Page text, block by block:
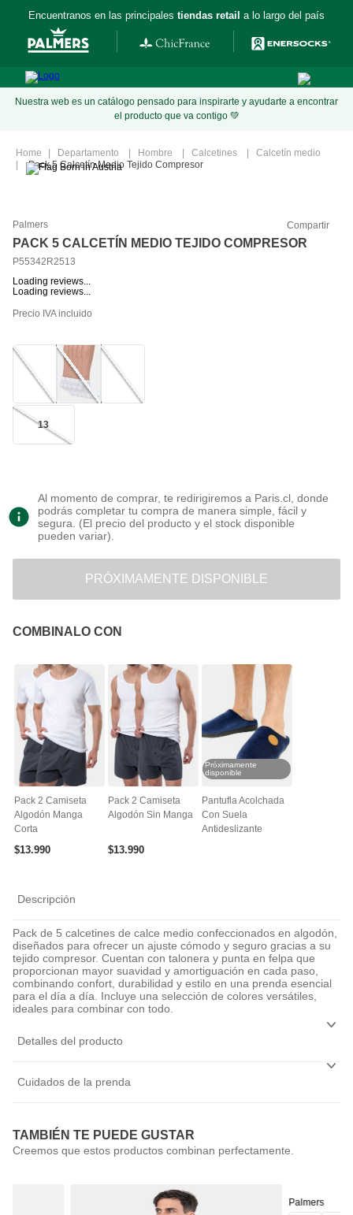
Encuentranos en las principales tiendas retail a lo largo del país
Nuestra web es un catálogo pensado para inspirarte y ayudarte a encontrar
el producto que va contigo 💚
Departamento Hombre Calcetines
Calcetín medio
Pack 5 Calcetín Medio Tejido Compresor
Palmers Compartir
PACK 5 CALCETÍN MEDIO TEJIDO COMPRESOR
P55342R2513
Loading reviews...
Loading reviews...
Precio IVA incluido
13
Al momento de comprar, te redirigiremos a Paris.cl, donde
podrás completar tu compra de manera simple, fácil y
segura. (El precio del producto y el stock disponible
pueden variar).
PRÓXIMAMENTE DISPONIBLE
COMBINALO CON
Pack 2 Camiseta
Algodón Manga
Corta
$13.990
Pack 2 Camiseta
Algodón Sin Manga
$13.990
Próximamente
disponible
Pantufla Acolchada
Con Suela
Antideslizante
Descripción
Pack de 5 calcetines de calce medio confeccionados en algodón,
diseñados para ofrecer un ajuste cómodo y seguro gracias a su
tejido compresor. Cuentan con talonera y punta en felpa que
proporcionan mayor suavidad y amortiguación en cada paso,
combinando confort, durabilidad y estilo en una prenda esencial
para el día a día. Incluye una selección de colores versátiles,
ideales para combinar con todo.
Detalles del producto
Cuidados de la prenda
TAMBIÉN TE PUEDE GUSTAR
Palmers